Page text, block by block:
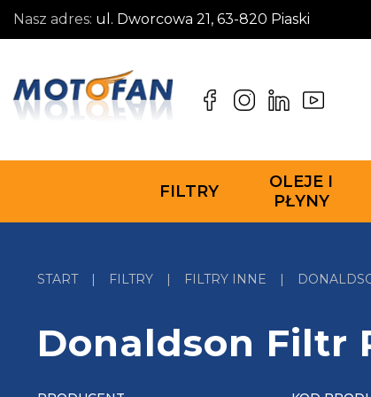
Nasz adres: ul. Dworcowa 21, 63-820 Piaski
FILTRY
OLEJE I
PŁYNY
START | FILTRY | FILTRY INNE |
Donaldson Filtr